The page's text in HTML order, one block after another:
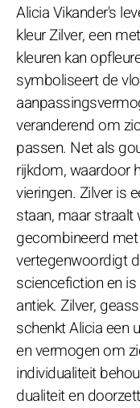
Alicia Vikander's
kleur Zilver, een
kleuren kan
symboliseert de
veranderend om
passen. Net als
rijkdom, waardoor
vieringen. Zilver is
staan, maar
gecombineerd
vertegenwoordigt
sciencefiction en
antiek. Zilver,
schenkt Alicia een
en vermogen om
individualiteit
dualiteit en